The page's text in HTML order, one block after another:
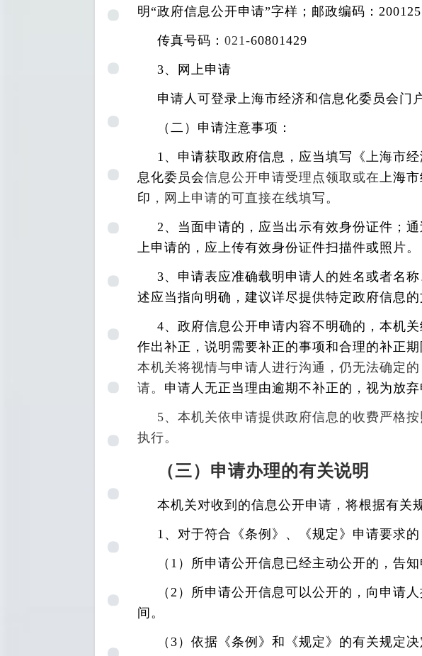
明“政府信息公开申请”字样；邮政编码：200125
传真号码：021-60801429
3、网上申请
申请人可登录上海市经济和信息化委员会门
（二）申请注意事项：
1 、申请获取政府信息，应当填写《上海市
息化委员会信息公开申请受理点领取或在上海
印 ，网上申请的可直接在线填写。
2 、当面申请的，应当出示有效身份证件；
上申请的，应上传有效身份证件扫描件或照片。
3、申请表应准确载明申请人的姓名或者名
述应当指向明确，建议详尽提供特定政府信息
4、政府信息公开申请内容不明确的，本机
作出补正，说明需要补正的事项和合理的补正
本机关将视情与申请人进行沟通，仍无法确定
请。 申请人无正当理由逾期不补正的，视为放
5、本机关依申请提供政府信息的收费严格
执行。
（三）申请办理的有关说明
本机关对收到的信息公开申请，将根据有关
1 、对于符合《条例》、《规定》申请要求
（1）所申请公开信息已经主动公开的，告
（2）所申请公开信息可以公开的，向申请
间。
（3）依据《条例》和《规定》的有关规定